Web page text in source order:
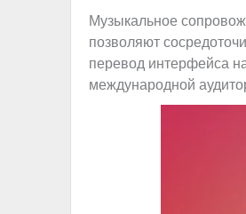
Музыкальное
позволяют
перевод интерфейса
международной